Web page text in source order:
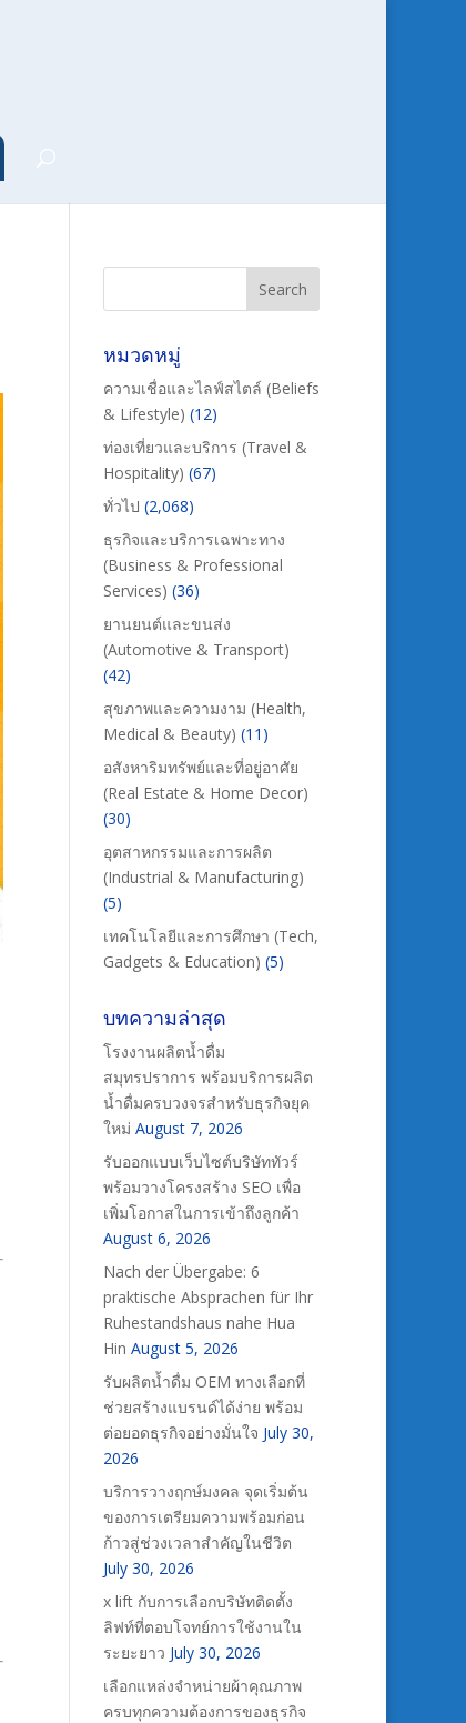
หมวดหมู่
ความเชื่อและไลฟ์สไตล์ (Beliefs
& Lifestyle) (12)
ท่องเที่ยวและบริการ (Travel &
Hospitality) (67)
ทั่วไป (2,068)
ธุรกิจและบริการเฉพาะทาง
(Business & Professional
Services) (36)
ยานยนต์และขนส่ง
(Automotive & Transport)
(42)
สุขภาพและความงาม (Health,
Medical & Beauty) (11)
อสังหาริมทรัพย์และที่อยู่อาศัย
(Real Estate & Home Decor)
(30)
อุตสาหกรรมและการผลิต
(Industrial & Manufacturing)
(5)
เทคโนโลยีและการศึกษา (Tech,
Gadgets & Education) (5)
บทความล่าสุด
โรงงานผลิตน้ำดื่ม
สมุทรปราการ พร้อมบริการผลิต
น้ำดื่มครบวงจรสำหรับธุรกิจยุค
ใหม่ August 7, 2026
รับออกแบบเว็บไซต์บริษัททัวร์
พร้อมวางโครงสร้าง SEO เพื่อ
เพิ่มโอกาสในการเข้าถึงลูกค้า
August 6, 2026
Nach der Übergabe: 6
praktische Absprachen für Ihr
Ruhestandshaus nahe Hua
Hin August 5, 2026
รับผลิตน้ำดื่ม OEM ทางเลือกที่
ช่วยสร้างแบรนด์ได้ง่าย พร้อม
ต่อยอดธุรกิจอย่างมั่นใจ July 30,
2026
บริการวางฤกษ์มงคล จุดเริ่มต้น
ของการเตรียมความพร้อมก่อน
ก้าวสู่ช่วงเวลาสำคัญในชีวิต
July 30, 2026
x lift กับการเลือกบริษัทติดตั้ง
ลิฟท์ที่ตอบโจทย์การใช้งานใน
ระยะยาว July 30, 2026
เลือกแหล่งจำหน่ายผ้าคุณภาพ
ครบทุกความต้องการของธุรกิจ